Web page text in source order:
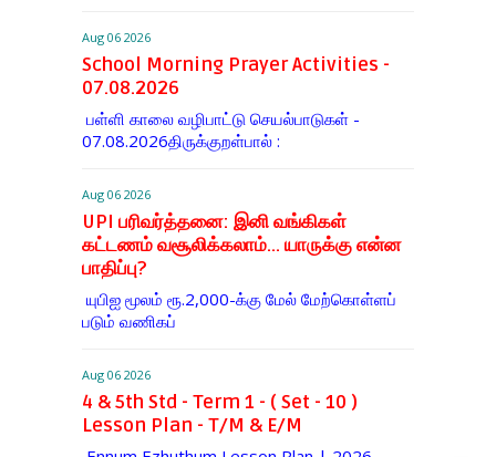
Aug 06 2026
School Morning Prayer Activities -
07.08.2026
பள்ளி காலை வழிபாட்டு செயல்பாடுகள் -
07.08.2026திருக்குறள்பால் :
Aug 06 2026
UPI பரிவர்த்தனை: இனி வங்கிகள்
கட்டணம் வசூலிக்கலாம்... யாருக்கு என்ன
பாதிப்பு?
யுபிஐ மூலம் ரூ.2,000-க்கு மேல் மேற்​கொள்​ளப்​
படும் வணி​கப்
Aug 06 2026
4 & 5th Std - Term 1 - ( Set - 10 )
Lesson Plan - T/M & E/M